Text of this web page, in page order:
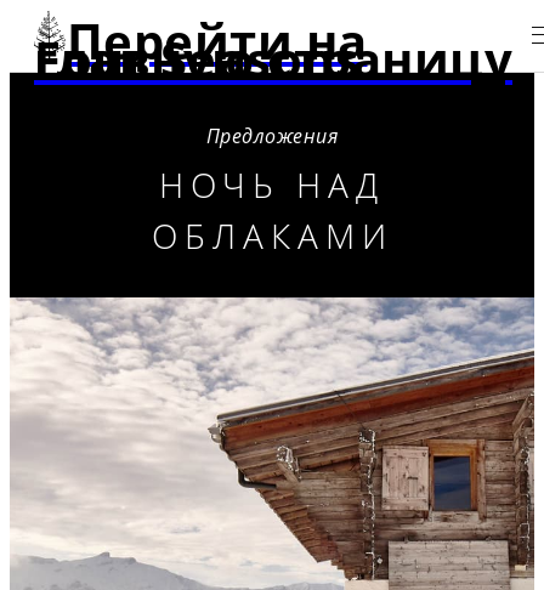
Перейти на
главную страницу Four Seasons
Предложения
НОЧЬ НАД
ОБЛАКАМИ